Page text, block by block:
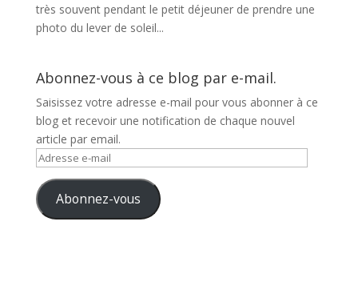
très souvent pendant le petit déjeuner de prendre une
photo du lever de soleil...
Abonnez-vous à ce blog par e-mail.
Saisissez votre adresse e-mail pour vous abonner à ce
blog et recevoir une notification de chaque nouvel
article par email.
Adresse
mail Abonnez-vous